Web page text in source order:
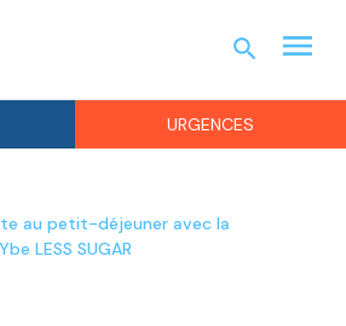
URGENCES
search menu
au petit-déjeuner avec la
LESS SUGAR